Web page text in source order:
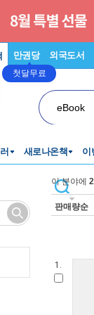
만권당
첫달무료
외국도서
eBook
새로나온책 이
이 분야에 2
판매량순
1.